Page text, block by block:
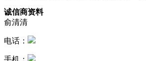
诚信商资料
俞清清
电话：
手机：